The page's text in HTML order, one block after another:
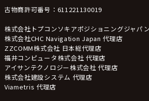
古物商許可番号：611221130019
株式会社トプコンソキアポジショニングジャパ
株式会社CHC Navigation Japan 代理店
ZZCOMM株式会社 日本総代理店
福井コンピュータ株式会社 代理店
アイサンテクノロジー株式会社 代理店
株式会社建設システム 代理店
Viametris 代理店